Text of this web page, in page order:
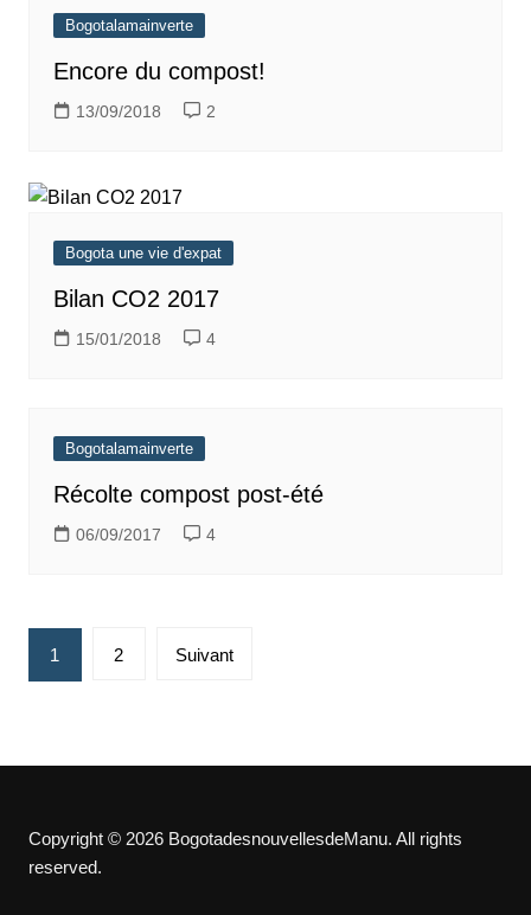
Bogotalamainverte
Encore du compost!
13/09/2018 2
Bogota une vie d'expat
Bilan CO2 2017
15/01/2018 4
Bogotalamainverte
Récolte compost post-été
06/09/2017 4
Pagination
des
1 2 Suivant
Copyright © 2026 BogotadesnouvellesdeManu. All rights
reserved.